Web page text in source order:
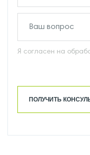
Я согласен на
ПОЛУЧИТЬ